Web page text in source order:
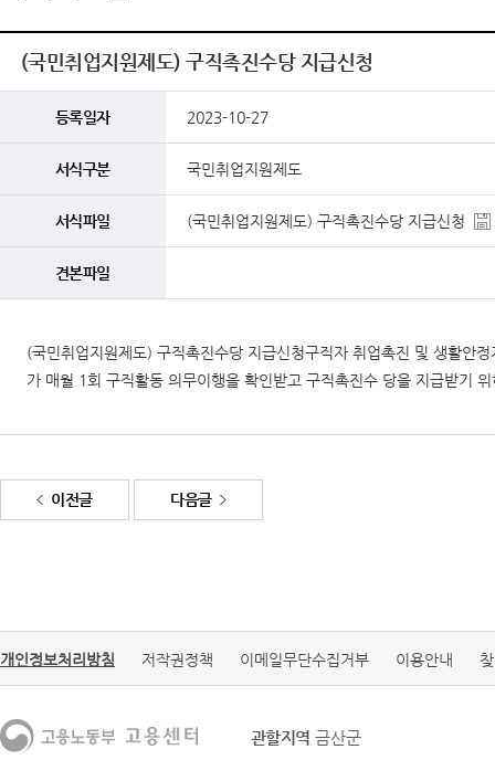
(국민취업지원제도) 구직촉진수당 지급신청
등록일자 2023-10-27
서식구분 국민취업지원제도
서식파일 (국민취업지원제도) 구직촉진수당 지급신청
견본파일
(국민취업지원제도) 구직촉진수당 지급신청구직자 취업촉진 및 생활안
가 매월 1회 구직활동 의무이행을 확인받고 구직촉진수 당을 지급받기
이전글 다음글
개인정보처리방침 저작권정책 이메일무단수집거부 이용안내
관할지역 금산군